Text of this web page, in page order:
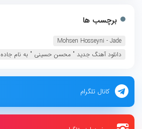
برچسب ها
Mohsen Hosseyni - Jade
دانلود آهنگ جديد " محسن حسینی " به نام جاده
کانال تلگرام